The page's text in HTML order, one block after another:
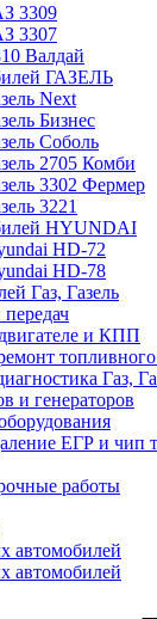
3309
3307
Валдай
ГАЗЕЛЬ
Next
Бизнес
Соболь
2705 Комби
3302 Фермер
3221
HYUNDAI
HD-72
HD-78
Газ, Газель
и КПП
Газ,
и генераторов
ЕГР и чип
работы
автомобилей
автомобилей